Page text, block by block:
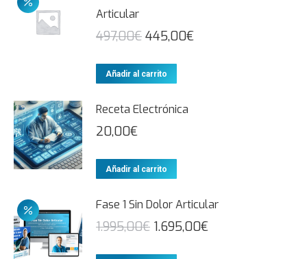
Articular
497,00€ 445,00€
Añadir al carrito
Receta Electrónica​
20,00€
Añadir al carrito
Fase 1 Sin Dolor Articular​
1.995,00€ 1.695,00€